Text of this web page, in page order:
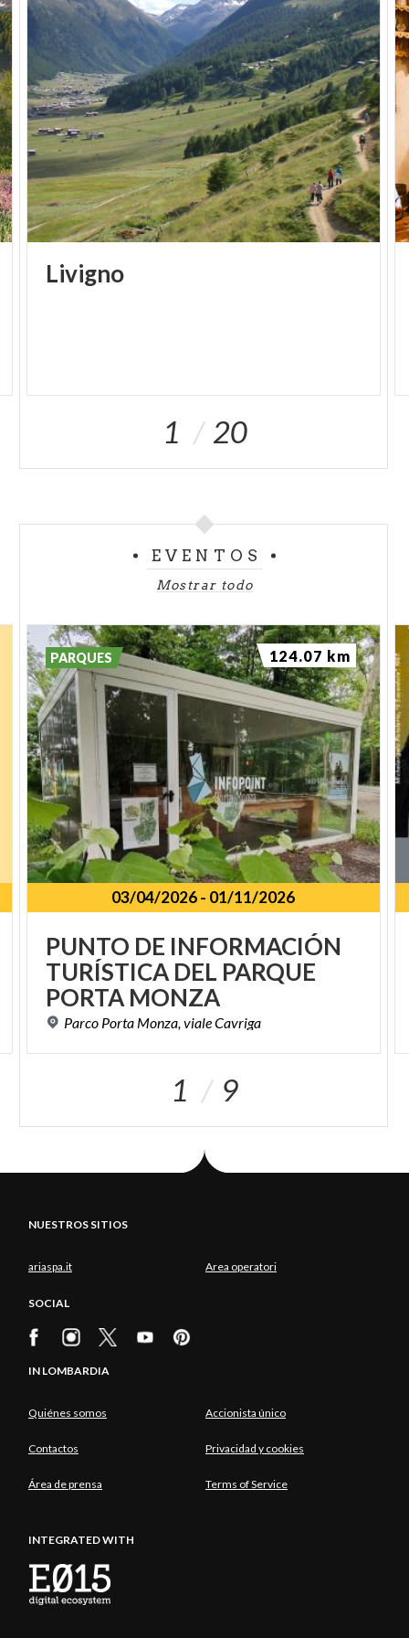
montaña, la Ski Area de Livigno tiene una amplia
oferta de experiencias mágicas para vivir en pareja,
entre ellas la starlight experience, la cena en altura
en el Camanel y el esquí nocturno, de ambiente
mágico.
Para conocer en detalle las actividades y servicios
de la Ski Area Livigno, se puede consultar el sitio
oficial SkiPass Livigno.
Livigno
1 20
EVENTOS
Mostrar todo
03/04/2026- 01/11/2026
PUNTO DE INFORMACIÓN
TURÍSTICA DEL PARQUE
PORTA MONZA
Parco Porta Monza, vialeCavriga
PARQUES 124.07 km
1 9
NUESTROS SITIOS
ariaspa.it Area operatori
SOCIAL
IN LOMBARDIA
Quiénes somos Accionista único
Contactos Privacidad y cookies
Área de prensa Terms of Service
INTEGRATED WITH